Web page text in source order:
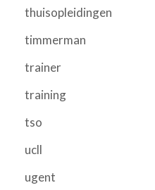
thuisopleidingen
timmerman
trainer
training
tso
ucll
ugent